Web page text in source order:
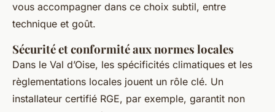
vous accompagner dans ce choix subtil, entre
technique et goût.
Sécurité et conformité aux normes locales
Dans le Val d’Oise, les spécificités climatiques et les
règlementations locales jouent un rôle clé. Un
installateur certifié RGE, par exemple, garantit non